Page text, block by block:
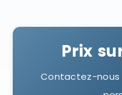
Prix
Contactez-